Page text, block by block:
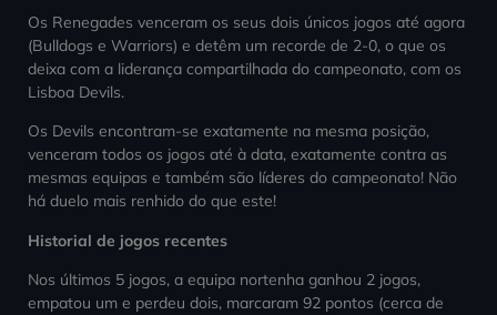
Os Renegades venceram os seus dois únicos jogos até agora
(Bulldogs e Warriors) e detêm um recorde de 2-0, o que os
deixa com a liderança compartilhada do campeonato, com os
Lisboa Devils.
Os Devils encontram-se exatamente na mesma posição,
venceram todos os jogos até à data, exatamente contra as
mesmas equipas e também são líderes do campeonato! Não
há duelo mais renhido do que este!
Historial de jogos recentes
Nos últimos 5 jogos, a equipa nortenha ganhou 2 jogos,
empatou um e perdeu dois, marcaram 92 pontos (cerca de